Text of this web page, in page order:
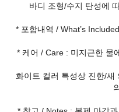
바디 조형/수지 탄성에
* 포함내역 / What’s
* 케어 / Care : 미지근한 물
화이트 컬러 특성상 진한/새